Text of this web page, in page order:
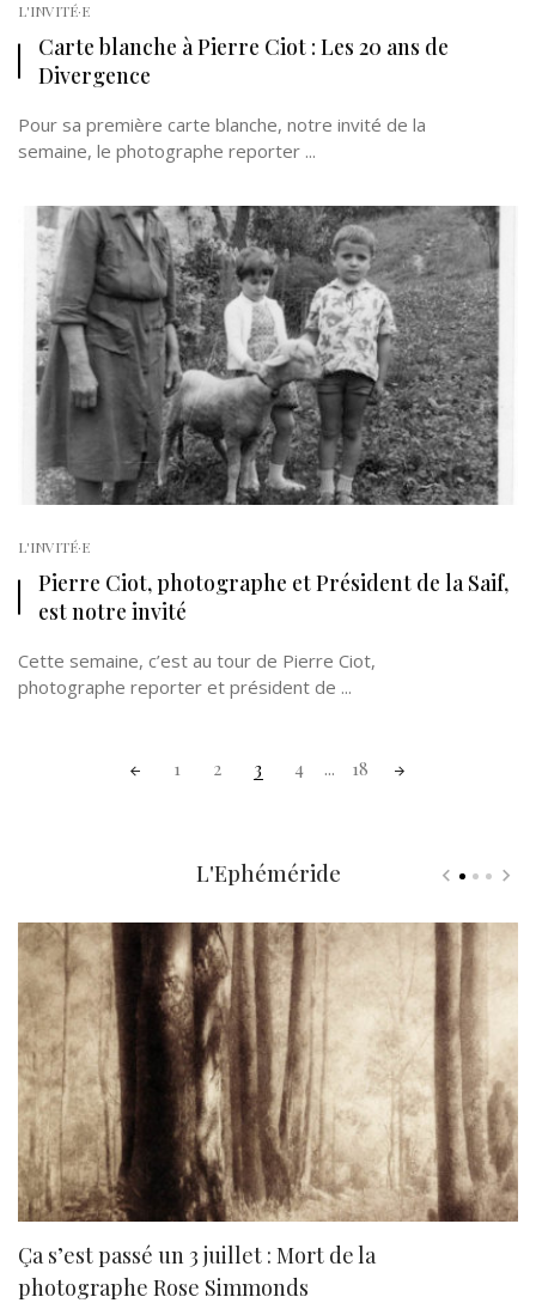
L'INVITÉ·E
Carte blanche à Pierre Ciot : Les 20 ans de
Divergence
Pour sa première carte blanche, notre invité de la
semaine, le photographe reporter ...
L'INVITÉ·E
Pierre Ciot, photographe et Président de la Saif,
est notre invité
Cette semaine, c’est au tour de Pierre Ciot,
photographe reporter et président de ...
1 2 3 4 ... 18
L'Ephéméride
Ça s’est passé un 3 juillet : Mort de la
photographe Rose Simmonds